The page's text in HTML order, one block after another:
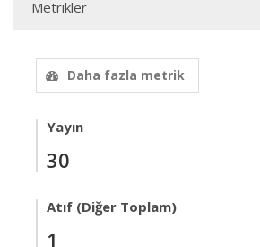
Metrikler
Daha fazla metrik
Yayın
30
Atıf (Diğer Toplam)
1